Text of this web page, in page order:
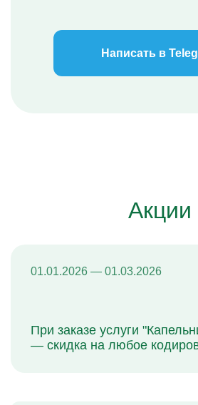
Написать в
Акции
01.01.2026 — 01.03.2026
При заказе услуги
— скидка на любое